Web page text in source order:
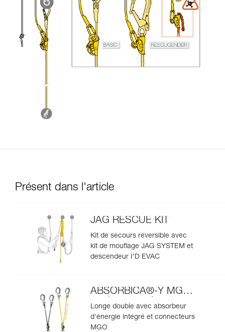
Présent dans l'article
JAG RESCUE KIT
Kit de secours réversible avec
kit de mouflage JAG SYSTEM et
descendeur I’D EVAC
ABSORBICA®-Y MGO
version européenne
Longe double avec absorbeur
d'énergie intégré et connecteurs
MGO